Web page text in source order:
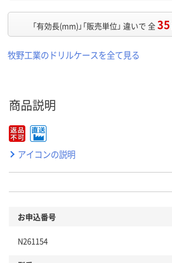
「有効長(mm)」「販売単位」 違いで 全35
牧野工業のドリルケースを全て見る
商品説明
アイコンの説明
お申込番号
N261154